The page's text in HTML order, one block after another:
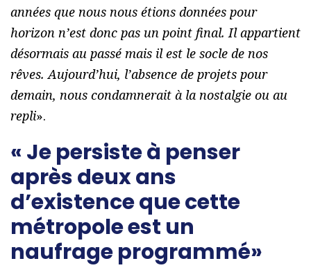
années que nous nous étions données pour
horizon n’est donc pas un point final. Il appartient
désormais au passé mais il est le socle de nos
rêves. Aujourd’hui, l’absence de projets pour
demain, nous condamnerait à la nostalgie ou au
repli».
« Je persiste à penser
après deux ans
d’existence que cette
métropole est un
naufrage programmé»